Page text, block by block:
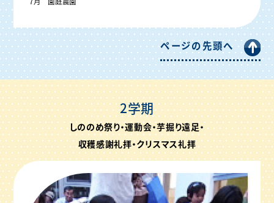
ページの先頭へ
2学期
しののめ祭り・運動会・芋掘り遠足・
収穫感謝礼拝・クリスマス礼拝